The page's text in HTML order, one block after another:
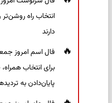
انتخاب راه
دارند
برای انتخاب
پایان‌دادن به